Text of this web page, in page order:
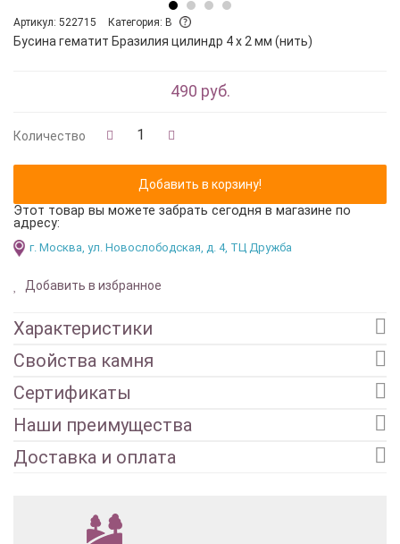
Артикул: 522715 Категория: B
Бусина гематит Бразилия цилиндр 4 х 2 мм (нить)
490 руб.
Количество
Этот товар вы можете забрать сегодня в магазине по
адресу:
г. Москва, ул. Новослободская, д. 4, ТЦ Дружба
Добавить в избранное
Характеристики
Свойства камня
Сертификаты
Наши преимущества
Доставка и оплата